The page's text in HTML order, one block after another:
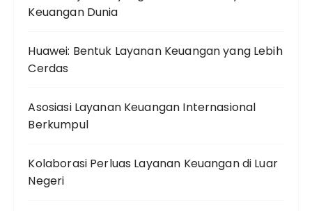
Keuangan Dunia
Huawei: Bentuk Layanan Keuangan yang Lebih
Cerdas
Asosiasi Layanan Keuangan Internasional
Berkumpul
Kolaborasi Perluas Layanan Keuangan di Luar
Negeri